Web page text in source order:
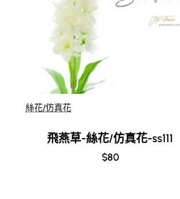
枱花,擺設 花藝"及"手工"製
請閱讀花店內條款及細則
此產品價格不適用於"花店""
絲花/仿真花
飛燕草-絲花/仿真花-ss111
$80